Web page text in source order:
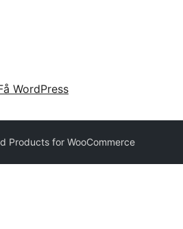
WordPress
Products for WooCommerce